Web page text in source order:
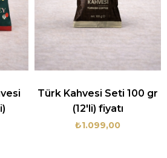
Türk Kahvesi Seti 100 gr
(12'li) fiyatı
₺1.099,00